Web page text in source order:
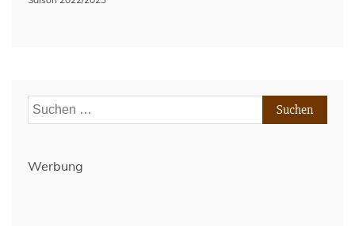
Suchen
nach:
Werbung